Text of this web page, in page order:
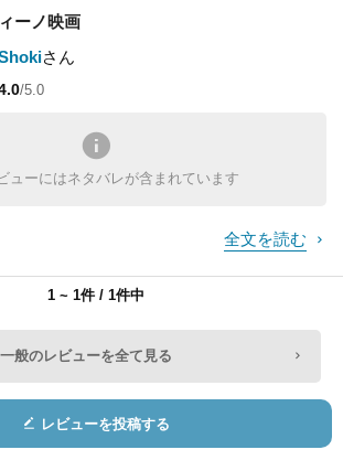
役：Yoon-ho
役：Joong-man's Da
ーノ映画
さん
/5.0
ューにはネタバレが含まれています
全文を読む
1 ~ 1件 / 1件中
一般のレビューを全て見る
レビューを投稿する